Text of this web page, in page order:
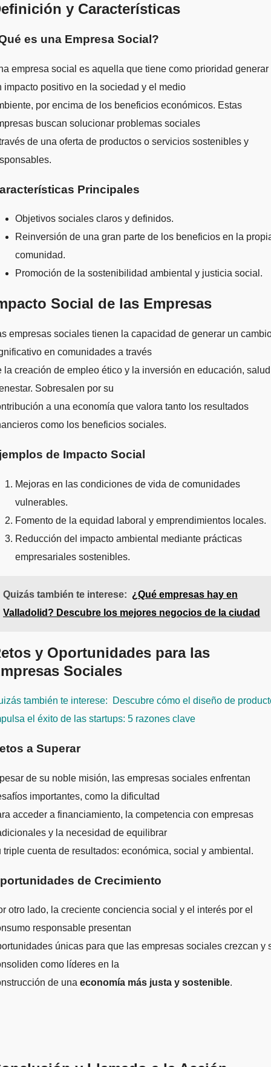
y Características
es una Empresa Social?
empresa social es aquella que tiene como prioridad generar
impacto positivo en la sociedad y el medio
por encima de los beneficios económicos. Estas
buscan solucionar problemas sociales
de una oferta de productos o servicios sostenibles y
Principales
Objetivos sociales claros y definidos.
Reinversión de una gran parte de los beneficios en la
comunidad.
Promoción de la sostenibilidad ambiental y justicia social.
Social de las Empresas
empresas sociales tienen la capacidad de generar un
en comunidades a través
la creación de empleo ético y la inversión en educación,
Sobresalen por su
a una economía que valora tanto los resultados
como los beneficios sociales.
de Impacto Social
Mejoras en las condiciones de vida de comunidades
vulnerables.
Fomento de la equidad laboral y emprendimientos locales.
Reducción del impacto ambiental mediante prácticas
empresariales sostenibles.
Quizás también te interese: ¿Qué empresas hay en
Valladolid? Descubre los mejores negocios de la ciudad
y Oportunidades para las
Sociales
también te interese:
Descubre cómo el diseño de
el éxito de las startups: 5 razones clave
a Superar
de su noble misión, las empresas sociales enfrentan
importantes, como la dificultad
acceder a financiamiento, la competencia con empresas
y la necesidad de equilibrar
triple cuenta de resultados: económica, social y ambiental.
de Crecimiento
otro lado, la creciente conciencia social y el interés por el
responsable presentan
únicas para que las empresas sociales crezcan y
como líderes en la
de una economía más justa y sostenible.